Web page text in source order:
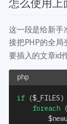
怎么使用上
这一段是给新手
接把PHP的全局
要插入的文章id
if ($_FILES)
foreach (